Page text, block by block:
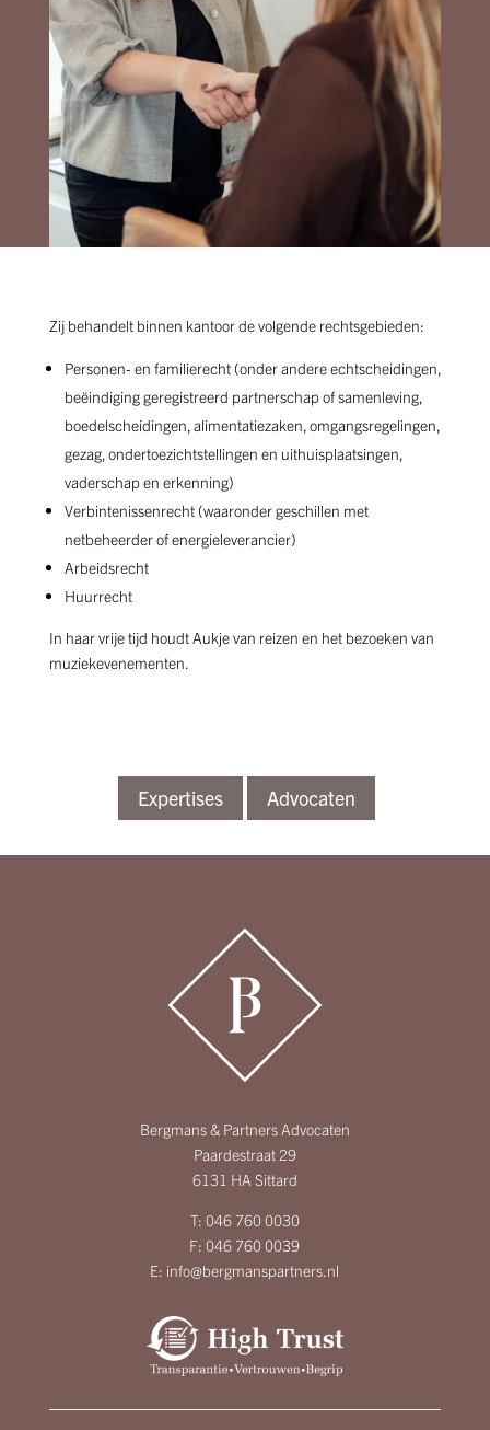
Zij behandelt binnen kantoor de volgende rechtsgebieden:
Personen- en familierecht (onder andere echtscheidingen,
beëindiging geregistreerd partnerschap of samenleving,
boedelscheidingen, alimentatiezaken, omgangsregelingen,
gezag, ondertoezichtstellingen en uithuisplaatsingen,
vaderschap en erkenning)
Verbintenissenrecht (waaronder geschillen met
netbeheerder of energieleverancier)
Arbeidsrecht
Huurrecht
In haar vrije tijd houdt Aukje van reizen en het bezoeken van
muziekevenementen.
Expertises Advocaten
Bergmans & Partners Advocaten
Paardestraat 29
6131 HA Sittard
T: 046 760 0030
F:046 760 0039
E: info@bergmanspartners.nl